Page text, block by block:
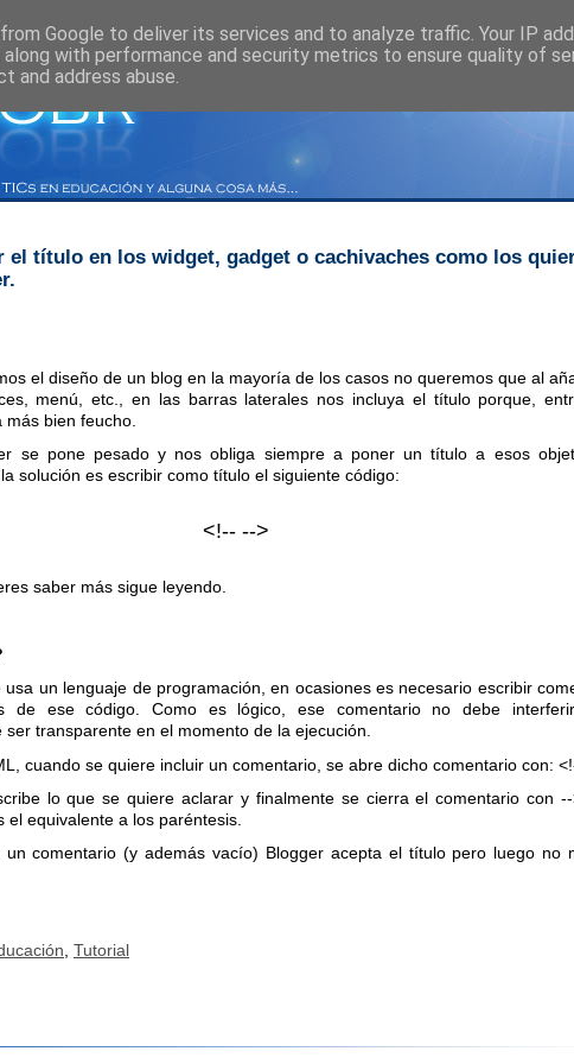
el título en los widget, gadget o cachivaches como los
el diseño de un blog en la mayoría de los casos no queremos que al
menú, etc., en las barras laterales nos incluya el título porque,
bien feucho.
se pone pesado y nos obliga siempre a poner un título a esos
solución es escribir como título el siguiente código:
<!-- -->
saber más sigue leyendo.
usa un lenguaje de programación, en ocasiones es necesario escribir
de ese código. Como es lógico, ese comentario no debe
ser transparente en el momento de la ejecución.
cuando se quiere incluir un comentario, se abre dicho comentario con:
lo que se quiere aclarar y finalmente se cierra el comentario con
el equivalente a los paréntesis.
comentario (y además vacío) Blogger acepta el título pero luego no
, Tutorial
Google to deliver its services and to analyze traffic. Your IP
along with performance and security metrics to ensure quality of
and address abuse.